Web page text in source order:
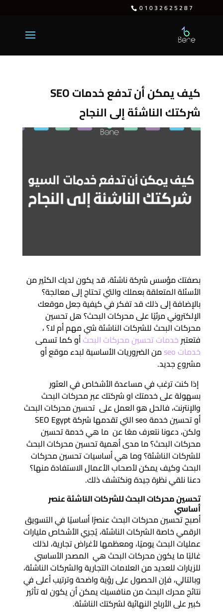
01032625287
كيف يمكن أن تدفع خدمات SEO
شركتك الناشئة إلى النجاح
بصفتك مؤسس شركة ناشئة، قد يكون لديك الكثير من
الأسئلة المتعلقة بعملك والتي تحتاج إلى معالجة؟
بالإضافة إلى ذلك قد تفكر في كيفية جعل موقعك
الإلكتروني مرئيًا على محركات البحث؟ هل تحسين
محركات البحث للشركات الناشئة شي مهم أم لا؟ ،
فتعتبرخدمات تحسين محركات البحثأو كما تسمى
خدمات seo
من الضروريات الأساسية لبدء موقع أو
مشروع جديد.
إذا كنت ترغب في مساعدة الأشخاص في العثور
بسهولة على خدمتك او شركتك عبر محركات البحث
والإنترنت، فالحل هو العمل على تحسين محركات البحث
أو تحسين خدمة seo التي تقدمها شركة SEO Egypt
ولكن، دعونا نتعرف معًا عن ما هي خدمة تحسين
محركات البحث؟ ما مدى أهمية تحسين محركات البحث
للشركات الناشئة؟ وما هي أساسيات تحسين محركات
البحث وكيف يمكن لأصحاب الأعمال الاستفادة منها؟
دعنا نلقي نظرة جيدة ونكتشف ذلك.
تحسين محركات البحث للشركات الناشئة عنصر
أساسي
أصبح تحسين محركات البحث عنصرًا أساسيًا في التسويق
الرقمي خاصة الشركات الناشئة، يُجري الأشخاص مليارات
عمليات البحث يوميًا، ومعظمها لأغراض تجارية، لذلك
غالبًا ما يكون محركات البحث هي المصدر الأساسي
للزيارات للعديد من العلامات التجارية والشركات الناشئة،
وبالتالي، فإن الحصول على رؤية واضحة وترتيب أعلى في
نتائج محرك البحث من منافسيك يمكن أن يكون له تأثير
كبير على الأرباح النهائية لشركتك الناشئة.